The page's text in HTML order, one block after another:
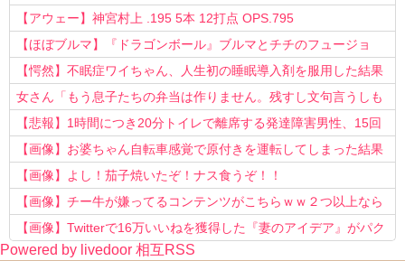
【アウェー】神宮村上 .195 5本 12打点 OPS.795
【ほぼブルマ】『ドラゴンボール』ブルマとチチのフュージョ
ン、クッソ可愛すぎるwwwwwww
【愕然】不眠症ワイちゃん、人生初の睡眠導入剤を服用した結果
ｗｗｗｗ
女さん「もう息子たちの弁当は作りません。残すし文句言うしも
う知らない！」
【悲報】1時間につき20分トイレで離席する発達障害男性、15回
以上転職を重ねてしまう
【画像】お婆ちゃん自転車感覚で原付きを運転してしまった結果
www
【画像】よし！茄子焼いたぞ！ナス食うぞ！！
【画像】チー牛が嫌ってるコンテンツがこちらｗｗ２つ以上なら
確定ｗｗ
【画像】Twitterで16万いいねを獲得した『妻のアイデア』がパク
リで草www
Powered by livedoor 相互RSS